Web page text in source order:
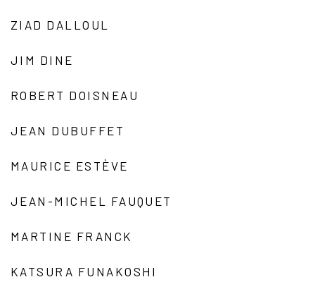
ZIAD DALLOUL
JIM DINE
ROBERT DOISNEAU
JEAN DUBUFFET
MAURICE ESTÈVE
JEAN-MICHEL FAUQUET
MARTINE FRANCK
KATSURA FUNAKOSHI